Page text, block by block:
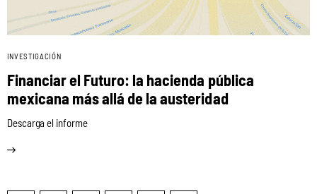
INVESTIGACIÓN
Financiar el Futuro: la hacienda pública
mexicana más allá de la austeridad
Descarga el informe